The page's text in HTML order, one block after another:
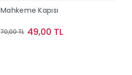
Mahkeme Kapısı
70,00 TL 49,00 TL